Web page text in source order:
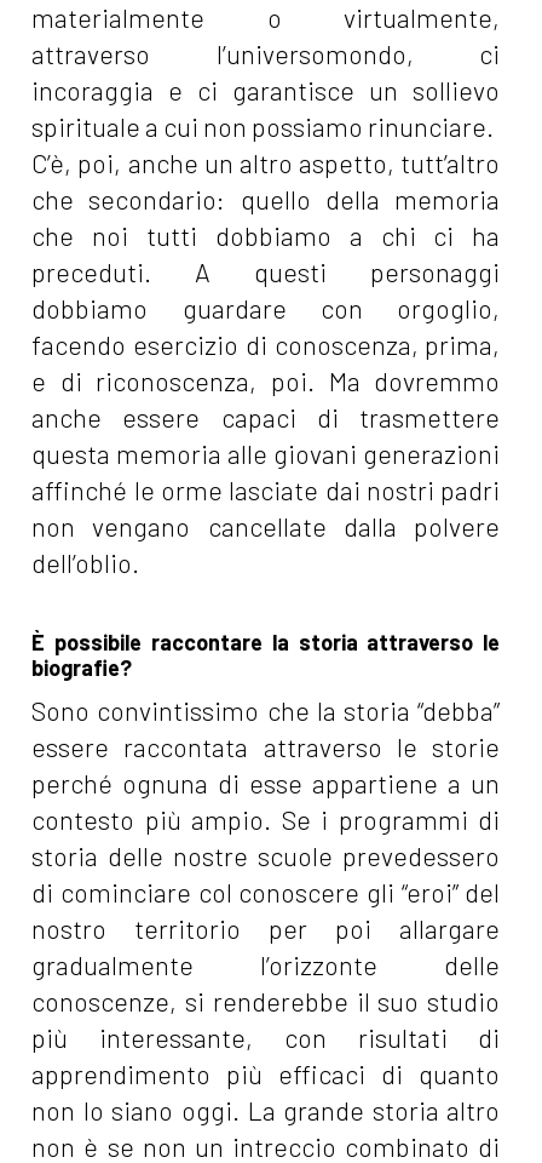
materialmente o virtualmente,
attraverso l’universomondo, ci
incoraggia e ci garantisce un sollievo
spirituale a cui non possiamo rinunciare.
C’è, poi, anche un altro aspetto, tutt’altro
che secondario: quello della memoria
che noi tutti dobbiamo a chi ci ha
preceduti. A questi personaggi
dobbiamo guardare con orgoglio,
facendo esercizio di conoscenza, prima,
e di riconoscenza, poi. Ma dovremmo
anche essere capaci di trasmettere
questa memoria alle giovani generazioni
affinché le orme lasciate dai nostri padri
non vengano cancellate dalla polvere
dell’oblio.
È possibile raccontare la storia attraverso le
biografie?
Sono convintissimo che la storia “debba”
essere raccontata attraverso le storie
perché ognuna di esse appartiene a un
contesto più ampio. Se i programmi di
storia delle nostre scuole prevedessero
di cominciare col conoscere gli “eroi” del
nostro territorio per poi allargare
gradualmente l’orizzonte delle
conoscenze, si renderebbe il suo studio
più interessante, con risultati di
apprendimento più efficaci di quanto
non lo siano oggi. La grande storia altro
non è se non un intreccio combinato di